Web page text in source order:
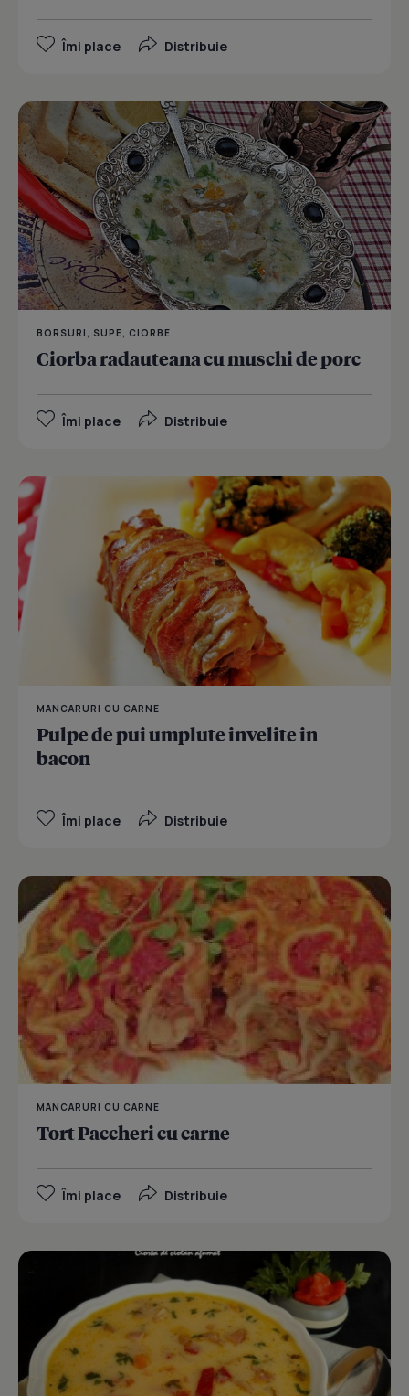
Îmi place Distribuie
BORSURI, SUPE, CIORBE
Ciorba radauteana cu muschi de porc
Îmi place Distribuie
MANCARURI CU CARNE
Pulpe de pui umplute invelite in
bacon
Îmi place Distribuie
MANCARURI CU CARNE
Tort Paccheri cu carne
Îmi place Distribuie